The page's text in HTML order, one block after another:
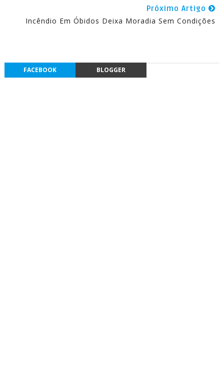
Próximo Artigo
Incêndio Em Óbidos Deixa Moradia Sem Condições
FACEBOOK BLOGGER